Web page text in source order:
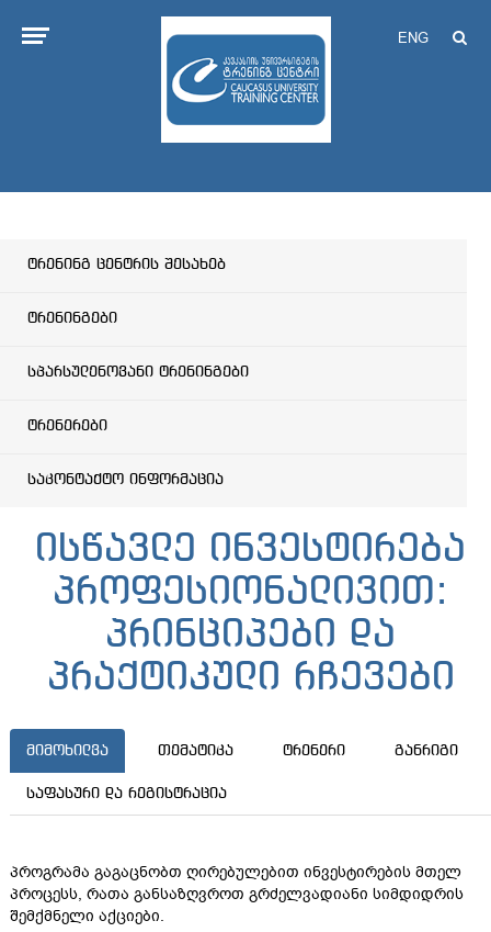
ENG
ტრენინგ ცენტრის შესახებ
ტრენინგები
სპარსულენოვანი ტრენინგები
ტრენერები
საკონტაქტო ინფორმაცია
ისწავლე ინვესტირება
პროფესიონალივით:
პრინციპები და
პრაქტიკული რჩევები
მიმოხილვა თემატიკა ტრენერი განრიგი
საფასური და რეგისტრაცია
პროგრამა გაგაცნობთ ღირებულებით ინვესტირების მთელ
პროცესს, რათა განსაზღვროთ გრძელვადიანი სიმდიდრის
შემქმნელი აქციები.